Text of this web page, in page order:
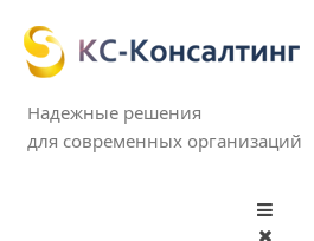
Надежные решения
для современных организаций